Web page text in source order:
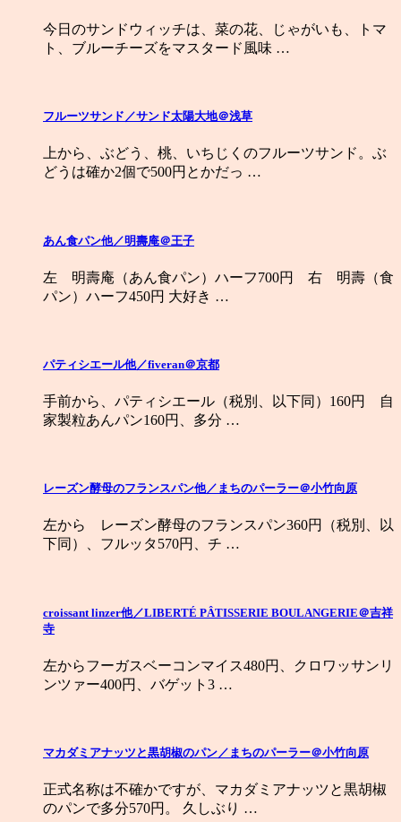
今日のサンドウィッチは、菜の花、じゃがいも、トマ
ト、ブルーチーズをマスタード風味 …
フルーツサンド／サンド太陽大地＠浅草
上から、ぶどう、桃、いちじくのフルーツサンド。ぶ
どうは確か2個で500円とかだっ …
あん食パン他／明壽庵＠王子
左 明壽庵（あん食パン）ハーフ700円 右 明壽（食
パン）ハーフ450円 大好き …
パティシエール他／fiveran＠京都
手前から、パティシエール（税別、以下同）160円 自
家製粒あんパン160円、多分 …
レーズン酵母のフランスパン他／まちのパーラー＠小竹向原
左から レーズン酵母のフランスパン360円（税別、以
下同）、フルッタ570円、チ …
croissant linzer他／LIBERTÉ PÂTISSERIE BOULANGERIE＠吉祥
寺
左からフーガスベーコンマイス480円、クロワッサンリ
ンツァー400円、バゲット3 …
マカダミアナッツと黒胡椒のパン／まちのパーラー＠小竹向原
正式名称は不確かですが、マカダミアナッツと黒胡椒
のパンで多分570円。 久しぶり …